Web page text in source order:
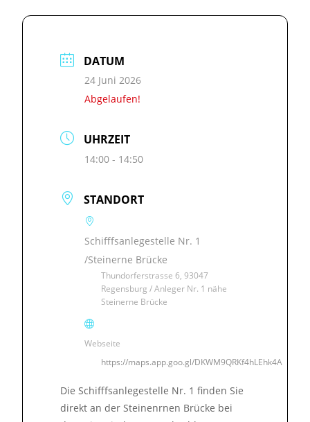
DATUM
24 Juni 2026
Abgelaufen!
UHRZEIT
14:00 - 14:50
STANDORT
Schifffsanlegestelle Nr. 1
/Steinerne Brücke
Thundorferstrasse 6, 93047
Regensburg / Anleger Nr. 1 nähe
Steinerne Brücke
Webseite
https://maps.app.goo.gl/DKWM9QRKf4hLEhk4A
Die Schifffsanlegestelle Nr. 1 finden Sie
direkt an der Steinenrnen Brücke bei